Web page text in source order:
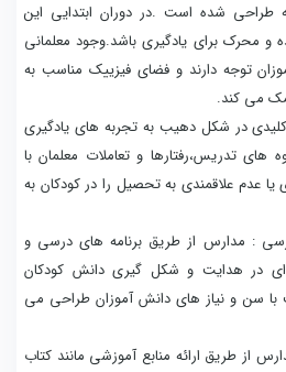
طراحی شده است .در دوران ابتدایی این
و محرک برای یادگیری باشد.وجود معلمانی
توجه دارند و فضای فیزییک مناسب به
می کند.
کلیدی در شکل دهیب به تجربه های یادگیری
های تدریس،رفتارها و تعاملات معلمان با
یا عدم علاقمندی به تحصیل را در کودکان به
: مدارس از طریق برنامه های درسی و
در هدایت و شکل گیری دانش کودکان
با سن و نیاز های دانش آموزان طراحی می
از طریق ارائه منابع آموزشی مانند کتاب